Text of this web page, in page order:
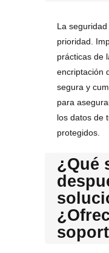
La
prioridad.
prácticas de
encriptación
segura y
para
los datos de
protegidos.
¿Qué